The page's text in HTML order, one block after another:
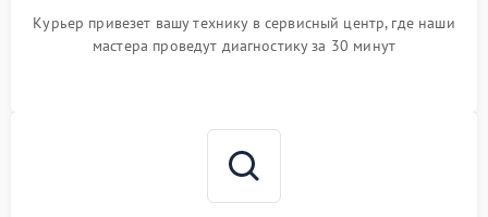
Курьер привезет вашу технику в сервисный центр, где наши
мастера проведут диагностику за 30 минут